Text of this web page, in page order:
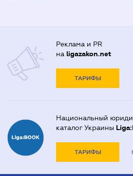
Реклама и PR
на ligazakon.net
ТАРИФЫ
Национальный
каталог Украины
ТАРИФЫ